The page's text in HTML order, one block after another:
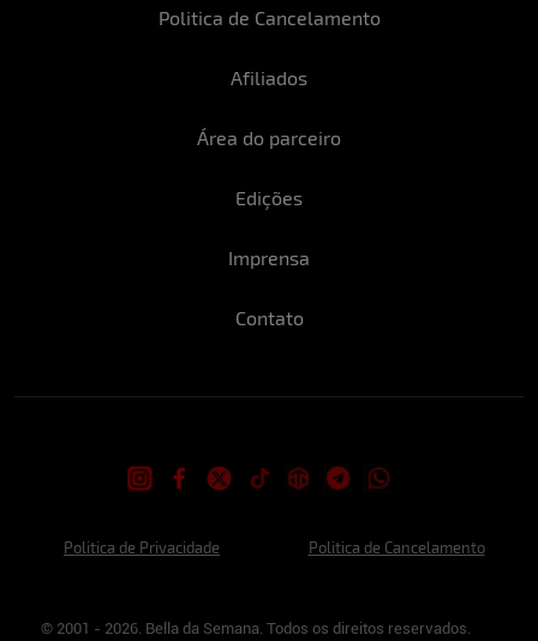
Politica de Cancelamento
Afiliados
Área do parceiro
Edições
Imprensa
Contato
Politica de Privacidade Politica de Cancelamento
© 2001 - 2026. Bella da Semana. Todos os direitos reservados.